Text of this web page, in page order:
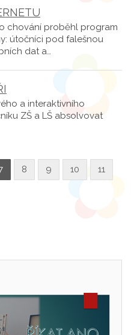
chování proběhl program
útočníci pod falešnou
dat a…
a interaktivního
ZŠ a LŠ absolvovat
8 9 10 11